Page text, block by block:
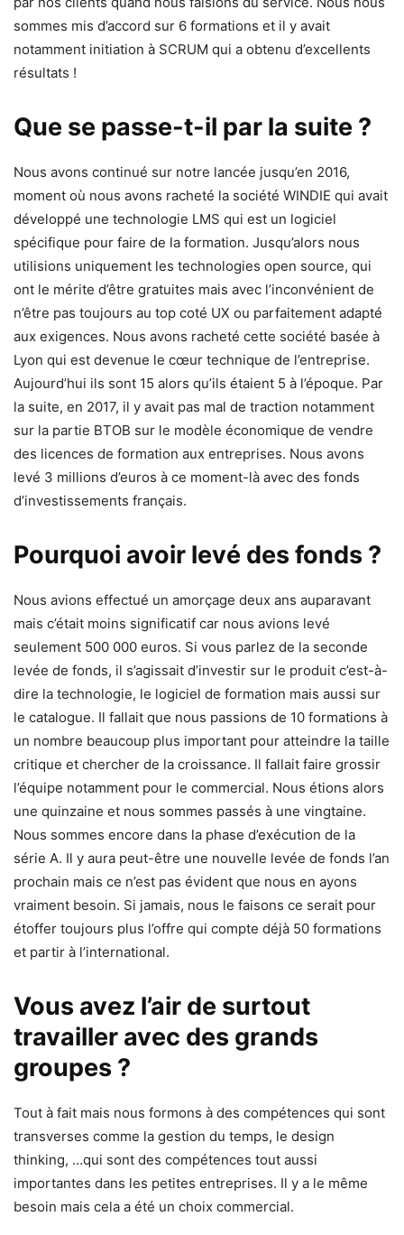
sommes mis d’accord sur 6 formations et il y avait
notamment initiation à SCRUM qui a obtenu d’excellents
résultats !
Que se passe-t-il par la suite ?
Nous avons continué sur notre lancée jusqu’en 2016,
moment où nous avons racheté la société WINDIE qui avait
développé une technologie LMS qui est un logiciel
spécifique pour faire de la formation. Jusqu’alors nous
utilisions uniquement les technologies open source, qui
ont le mérite d’être gratuites mais avec l’inconvénient de
n’être pas toujours au top coté UX ou parfaitement adapté
aux exigences. Nous avons racheté cette société basée à
Lyon qui est devenue le cœur technique de l’entreprise.
Aujourd’hui ils sont 15 alors qu’ils étaient 5 à l’époque. Par
la suite, en 2017, il y avait pas mal de traction notamment
sur la partie BTOB sur le modèle économique de vendre
des licences de formation aux entreprises. Nous avons
levé 3 millions d’euros à ce moment-là avec des fonds
d’investissements français.
Pourquoi avoir levé des fonds ?
Nous avions effectué un amorçage deux ans auparavant
mais c’était moins significatif car nous avions levé
seulement 500 000 euros. Si vous parlez de la seconde
levée de fonds, il s’agissait d’investir sur le produit c’est-à-
dire la technologie, le logiciel de formation mais aussi sur
le catalogue. Il fallait que nous passions de 10 formations à
un nombre beaucoup plus important pour atteindre la taille
critique et chercher de la croissance. Il fallait faire grossir
l’équipe notamment pour le commercial. Nous étions alors
une quinzaine et nous sommes passés à une vingtaine.
Nous sommes encore dans la phase d’exécution de la
série A. Il y aura peut-être une nouvelle levée de fonds l’an
prochain mais ce n’est pas évident que nous en ayons
vraiment besoin. Si jamais, nous le faisons ce serait pour
étoffer toujours plus l’offre qui compte déjà 50 formations
et partir à l’international.
Vous avez l’air de surtout
travailler avec des grands
groupes ?
Tout à fait mais nous formons à des compétences qui sont
transverses comme la gestion du temps, le design
thinking, …qui sont des compétences tout aussi
importantes dans les petites entreprises. Il y a le même
besoin mais cela a été un choix commercial.